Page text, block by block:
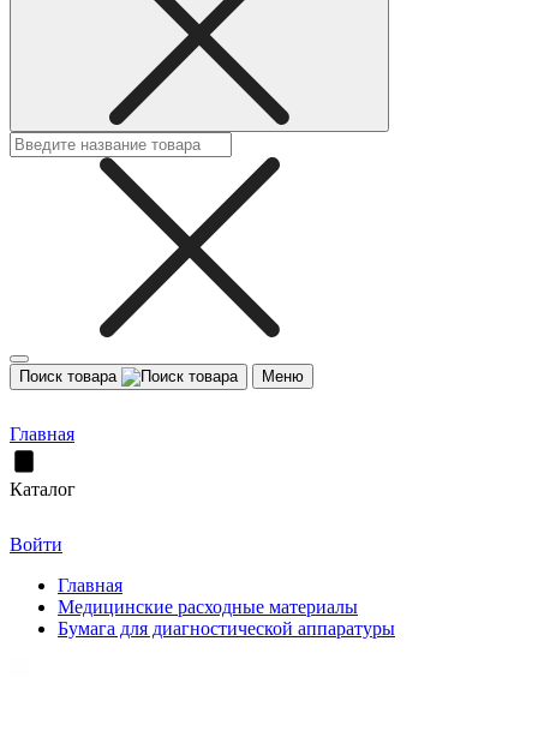
Поиск товара Меню
Главная
Каталог
Войти
Главная
Медицинские расходные материалы
Бумага для диагностической аппаратуры